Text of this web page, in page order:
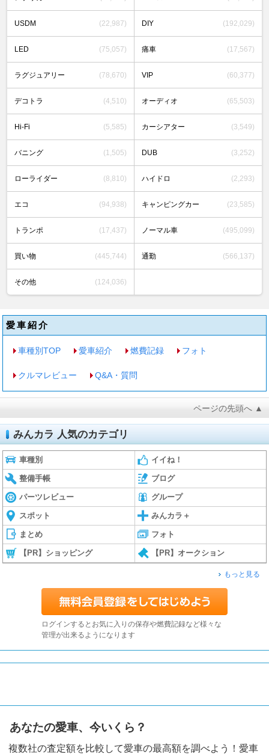
USDM (22,987) DIY (192,029)
LED (75,057) 痛車 (17,567)
ラグジュアリー (78,670) VIP (60,377)
デコトラ (4,510) オーディオ (65,503)
Hi-Fi (5,585) カーシアター (3,549)
バニング (1,505) DUB (3,252)
ローライダー (8,810) ハイドロ (2,293)
エコ (94,938) キャンピングカー (23,585)
トランポ (17,437) ノーマル車 (495,099)
買い物 (445,744) 通勤 (566,137)
その他 (124,036)
愛車紹介
車種別TOP 愛車紹介 燃費記録 フォト
クルマレビュー Q&A・質問
ページの先頭へ ▲
みんカラ 人気のカテゴリ
車種別 イイね！
整備手帳 ブログ
パーツレビュー グループ
スポット みんカラ＋
まとめ フォト
【PR】ショッピング 【PR】オークション
もっと見る
ログインするとお気に入りの保存や燃費記録など様々な
管理が出来るようになります
あなたの愛車、今いくら？
複数社の査定額を比較して愛車の最高額を調べよう！愛車